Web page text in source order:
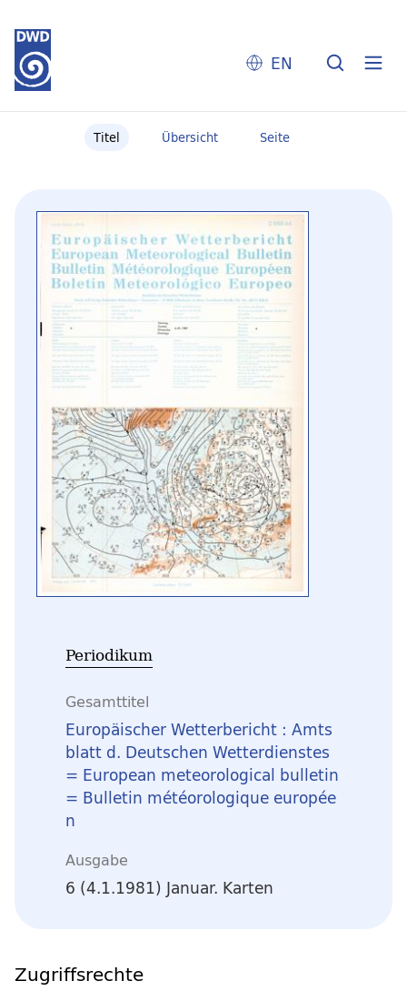
EN
Titel Übersicht Seite
Periodikum
Gesamttitel
Europäischer Wetterbericht : Amts
blatt d. Deutschen Wetterdienstes
= European meteorological bulletin
= Bulletin météorologique europée
n
Ausgabe
6 (4.1.1981) Januar. Karten
Zugriffsrechte